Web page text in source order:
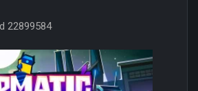
22899584